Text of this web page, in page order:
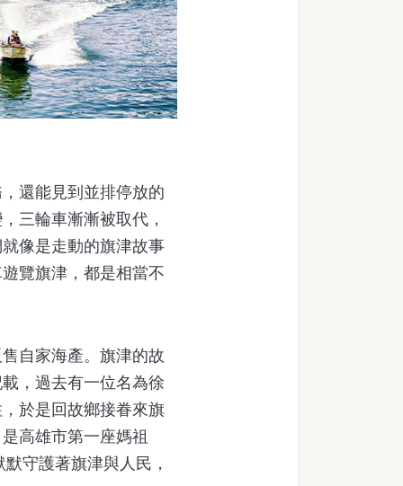
還能見到並排停放的
三輪車漸漸被取代，
像是走動的旗津故事
覽旗津，都是相當不
自家海產。旗津的故
，過去有一位名為徐
於是回故鄉接眷來旗
高雄市第一座媽祖
守護著旗津與人民，